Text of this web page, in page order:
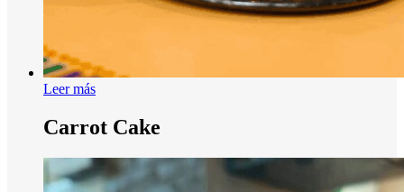
Leer más
Carrot Cake